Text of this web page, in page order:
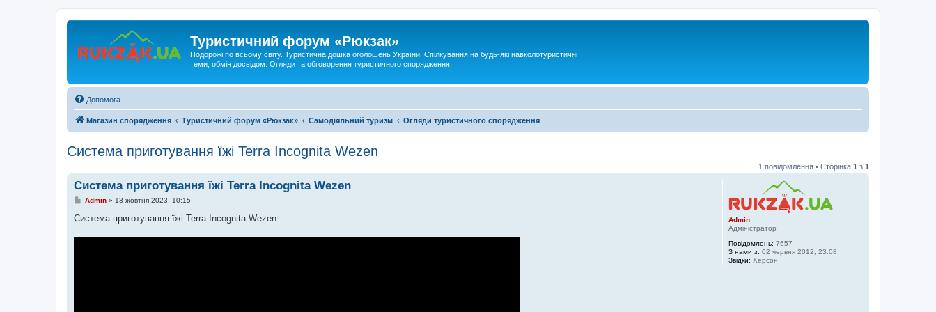
Туристичний форум «Рюкзак»
Подорожі по всьому світу. Туристична дошка оголошень України. Спілкування на будь-які навколотуристичні
теми, обмін досвідом. Огляди та обговорення туристичного спорядження
Допомога
Магазин спорядження Туристичний форум «Рюкзак» Самодіяльний туризм Огляди туристичного спорядження
Система приготування їжі Terra Incognita Wezen
1 повідомлення • Сторінка 1 з 1
Admin
Адміністратор
Повідомлень: 7657
З нами з: 02 червня 2012, 23:08
Звідки: Херсон
Система приготування їжі Terra Incognita Wezen
П
в
Admin» 13 жовтня 2023, 10:15
Система приготування їжі Terra Incognita Wezen